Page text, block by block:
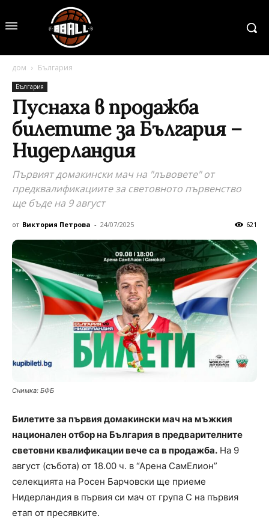
дом България
България
Пуснаха в продажба
билетите за България –
Нидерландия
Първият домакински мач на "лъвовете" от
предквалификациите за световното първенство
ще бъде на 9 август
от Виктория Петрова - 24/07/2025 621
Снимка: БФБ
Билетите за първия домакински мач на мъжкия
национален отбор на България в предварителните
световни квалификации вече са в продажба. На 9
август (събота) от 18.00 ч. в “Арена СамЕлион”
селекцията на Росен Барчовски ще приеме
Нидерландия в първия си мач от група C на първия
етап от пресявките.